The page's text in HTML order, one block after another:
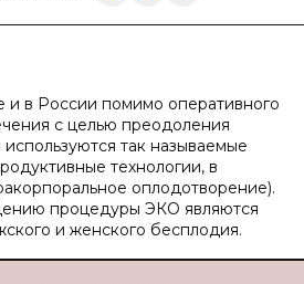
и в России помимо оперативного
с целью преодоления
так называемые
технологии, в
оплодотворение).
процедуры ЭКО являются
и женского бесплодия.